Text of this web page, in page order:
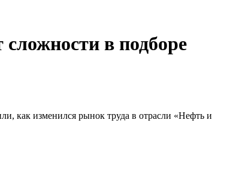
в подборе
как изменился рынок труда в отрасли «Нефть и